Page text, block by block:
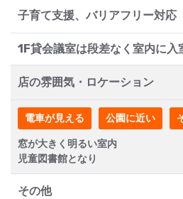
子育て支援、バリアフリー対応
1F貸会議室は段差なく室内に入
店の雰囲気・ロケーション
電車が見える 公園に近い
窓が大きく明るい室内
児童図書館となり
その他